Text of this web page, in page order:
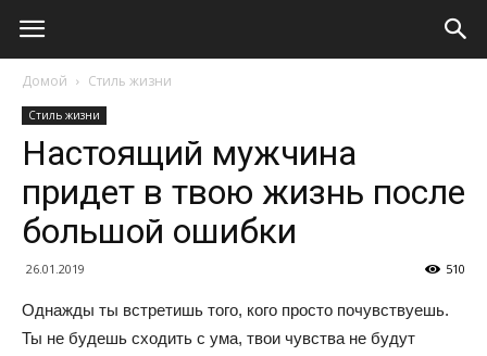
Домой Стиль жизни
Стиль жизни
Настоящий мужчина
придет в твою жизнь после
большой ошибки
26.01.2019 510
Однажды ты встретишь того, кого просто почувствуешь.
Ты не будешь сходить с ума, твои чувства не будут